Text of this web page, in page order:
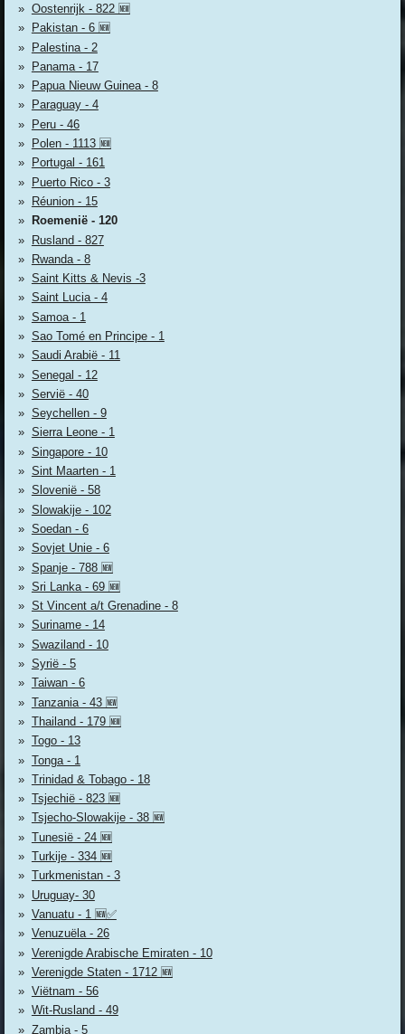
Oostenrijk - 822 🆕
Pakistan - 6 🆕
Palestina - 2
Panama - 17
Papua Nieuw Guinea - 8
Paraguay - 4
Peru - 46
Polen - 1113 🆕
Portugal - 161
Puerto Rico - 3
Réunion - 15
Roemenië - 120
Rusland - 827
Rwanda - 8
Saint Kitts & Nevis -3
Saint Lucia - 4
Samoa - 1
Sao Tomé en Principe - 1
Saudi Arabië - 11
Senegal - 12
Servië - 40
Seychellen - 9
Sierra Leone - 1
Singapore - 10
Sint Maarten - 1
Slovenië - 58
Slowakije - 102
Soedan - 6
Sovjet Unie - 6
Spanje - 788 🆕
Sri Lanka - 69 🆕
St Vincent a/t Grenadine - 8
Suriname - 14
Swaziland - 10
Syrië - 5
Taiwan - 6
Tanzania - 43 🆕
Thailand - 179 🆕
Togo - 13
Tonga - 1
Trinidad & Tobago - 18
Tsjechië - 823 🆕
Tsjecho-Slowakije - 38 🆕
Tunesië - 24 🆕
Turkije - 334 🆕
Turkmenistan - 3
Uruguay- 30
Vanuatu - 1 🆕✅
Venuzuëla - 26
Verenigde Arabische Emiraten - 10
Verenigde Staten - 1712 🆕
Viëtnam - 56
Wit-Rusland - 49
Zambia - 5